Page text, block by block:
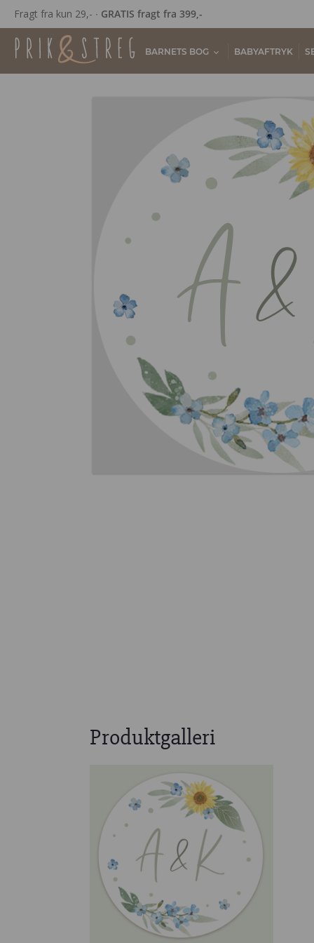
Fragt fra kun 29,- ∙ GRATIS fragt fra 399,-
BARNETS BOG BABYAFTRYK
A&
Produktgalleri